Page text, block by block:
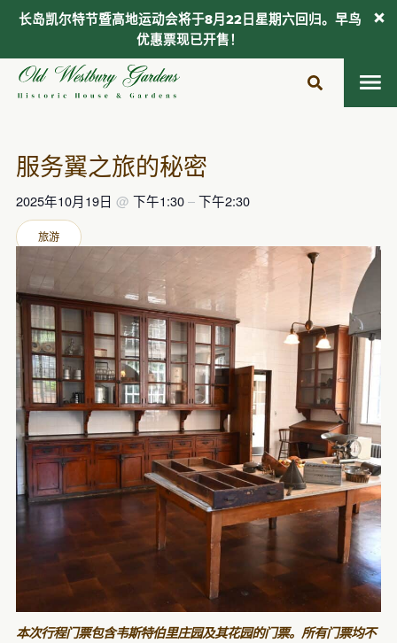
服务翼之旅的秘密
2025年10月19日 @ 下午1:30–下午2:30
旅游
本次行程门票包含韦斯特伯里庄园及其花园的门票。所有门票均不
长岛凯尔特节暨高地运动会将于8月22日星期六回归。早鸟
优惠票现已开售！